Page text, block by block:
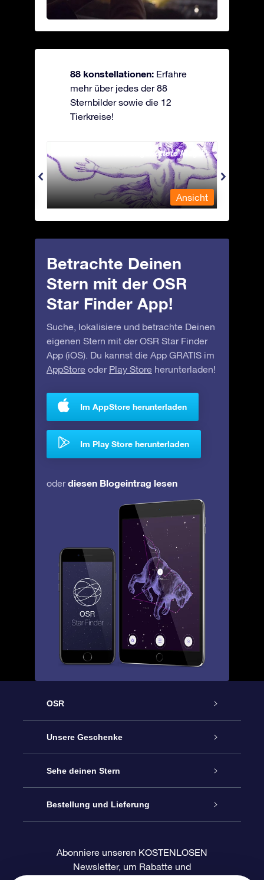
88 konstellationen: Erfahre
mehr über jedes der 88
Sternbilder sowie die 12
Tierkreise!
Andromeda - Die angekettete Magd
Ansicht
Betrachte Deinen
Stern mit der OSR
Star Finder App!
Suche, lokalisiere und betrachte Deinen
eigenen Stern mit der OSR Star Finder
App (iOS). Du kannst die App GRATIS im
AppStore oder Play Store herunterladen!
Im AppStore herunterladen
Im Play Store herunterladen
oderdiesen Blogeintrag lesen
OSR
Service
Kontakt
Blog
Bewertungen
Unsere Geschenke
Sterne schenken
OSR-Geschenkpaket
OSR-Geschenkgutschein
Sehe deinen Stern
Sternregister
Personalisierte Sternseite
Bestellung und Lieferung
Zahlungsinformationen
Abonniere unseren KOSTENLOSEN
Newsletter, um Rabatte und